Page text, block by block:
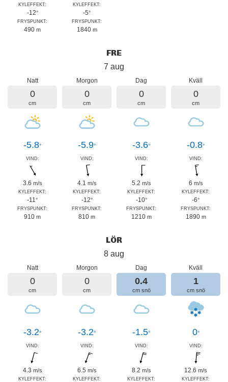
KYLEFFEKT:
-12°
FRYSPUNKT:
490 m
KYLEFFEKT:
-5°
FRYSPUNKT:
1840 m
FRE
7 aug
Natt
0
cm
-5.8°
VIND:
3.6 m/s
KYLEFFEKT:
-11°
FRYSPUNKT:
910 m
Morgon
0
cm
-5.9°
VIND:
4.1 m/s
KYLEFFEKT:
-12°
FRYSPUNKT:
810 m
Dag
0
cm
-3.6°
VIND:
5.2 m/s
KYLEFFEKT:
-10°
FRYSPUNKT:
1210 m
Kväll
0
cm
-0.8°
VIND:
6 m/s
KYLEFFEKT:
-6°
FRYSPUNKT:
1890 m
LÖR
8 aug
Natt
0
cm
-3.2°
VIND:
4.3 m/s
KYLEFFEKT:
Morgon
0
cm
-3.2°
VIND:
6.5 m/s
KYLEFFEKT:
Dag
0.4
cm snö
-1.5°
VIND:
8.2 m/s
KYLEFFEKT:
Kväll
1
cm snö
0°
VIND:
12.6 m/s
KYLEFFEKT: